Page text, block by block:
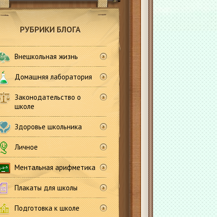
РУБРИКИ БЛОГА
Внешкольная жизнь
Домашняя лаборатория
Законодательство о
школе
Здоровье школьника
Личное
Ментальная арифметика
Плакаты для школы
Подготовка к школе